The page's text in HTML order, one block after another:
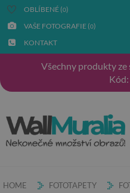
OBLÍBENÉ (0)
VAŠE FOTOGRAFIE (0)
KONTAKT
Všechny produkty
Kód:
HOME FOTOTAPETY